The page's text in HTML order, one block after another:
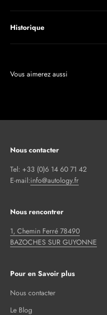
Historique
Nous contacter
Tel: +33 (0)6 14 60 71 42
E-mail:info@autology.fr
Nous rencontrer
1, Chemin Ferré 78490
BAZOCHES SUR GUYONNE
Pour en Savoir plus
Nous contacter
Le Blog